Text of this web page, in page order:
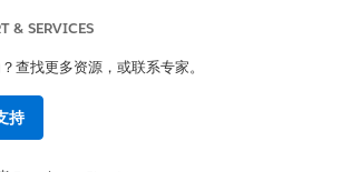
& SERVICES
查找更多资源，或联系专家。
持